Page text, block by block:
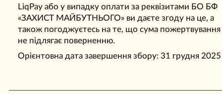
LiqPay або у випадку оплати за реквізитами БО БФ
«ЗАХИСТ МАЙБУТНЬОГО» ви даєте згоду на це, а
також погоджуєтесь на те, що сума пожертвування
не підлягає поверненню.
Орієнтовна дата завершення збору: 31 грудня